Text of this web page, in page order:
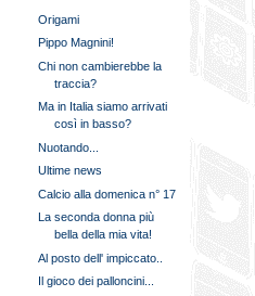
Origami
Pippo Magnini!
Chi non cambierebbe la
traccia?
Ma in Italia siamo arrivati
così in basso?
Nuotando...
Ultime news
Calcio alla domenica n° 17
La seconda donna più
bella della mia vita!
Al posto dell' impiccato..
Il gioco dei palloncini...